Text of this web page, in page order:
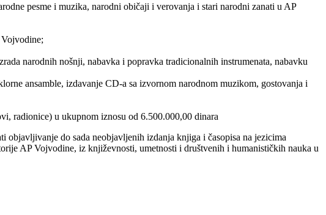
pesme i muzika, narodni običaji i verovanja i stari narodni zanati u AP
narodnih nošnji, nabavka i popravka tradicionalnih instrumenata, nabavku
ansamble, izdavanje CD-a sa izvornom narodnom muzikom, gostovanja i
radionice) u ukupnom iznosu od 6.500.000,00 dinara
objavljivanje do sada neobjavljenih izdanja knjiga i časopisa na jezicima
AP Vojvodine, iz književnosti, umetnosti i društvenih i humanističkih nauka u